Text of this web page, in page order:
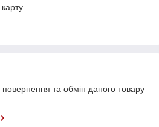
та обмін даного товару